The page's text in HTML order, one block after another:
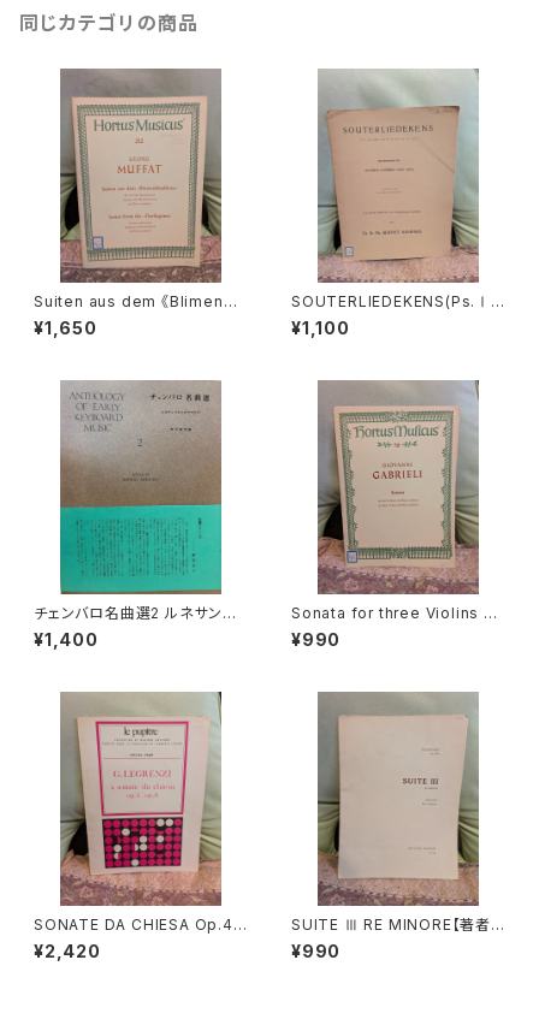
同じカテゴリの商品
Suiten aus dem 《Blimenbü
schlein》【著者：MUFFAT】出
版社：BÄRENREITER KASSEL
¥1,650
SOUTERLIEDEKENS(Ps.Ⅰ,
Ⅻ,XXXⅠ,XXXⅧ,XL,XLⅡ,L
Ⅲ,LXV)【著者：JACOBUS CL
¥1,100
チェンバロ名曲選2 ルネサンス
からロココまで【編集：野村満
男】出版：東京コレギウム 199
¥1,400
Sonata for three Violins an
d Basso continuo【著者：GA
BRIELI】出版社：BÄRENREITE
¥990
SONATE DA CHIESA Op.4 -
Op.8【著者：G.LEGRENZI】出
版社：HEUGEL& Cie 1968年
¥2,420
SUITE Ⅲ RE MINORE【著者：
DIEUPART】出版社：EDITION
MOECK 1966年
¥990